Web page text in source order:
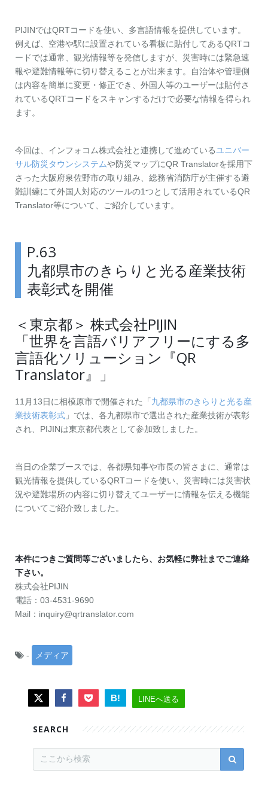
PIJINではQRTコードを使い、多言語情報を提供しています。
例えば、空港や駅に設置されている看板に貼付してあるQRTコ
ードでは通常、観光情報等を発信しますが、災害時には緊急速
報や避難情報等に切り替えることが出来ます。自治体や管理側
は内容を簡単に変更・修正でき、外国人等のユーザーは貼付さ
れているQRTコードをスキャンするだけで必要な情報を得られ
ます。
今回は、インフォコム株式会社と連携して進めているユニバー
サル防災タウンシステムや防災マップにQR Translatorを採用下
さった大阪府泉佐野市の取り組み、総務省消防庁が主催する避
難訓練にて外国人対応のツールの1つとして活用されているQR
Translator等について、ご紹介しています。
P.63
九都県市のきらりと光る産業技術
表彰式を開催
＜東京都＞ 株式会社PIJIN
「世界を言語バリアフリーにする多
言語化ソリューション『QR
Translator』」
11月13日に相模原市で開催された「 九都県市のきらりと光る産
業技術表彰式 」では、各九都県市で選出された産業技術が表彰
され、PIJINは東京都代表として参加致しました。
当日の企業ブースでは、各都県知事や市長の皆さまに、通常は
観光情報を提供しているQRTコードを使い、災害時には災害状
況や避難場所の内容に切り替えてユーザーに情報を伝える機能
についてご紹介致しました。
本件につきご質問等ございましたら、お気軽に弊社までご連絡
下さい。
株式会社PIJIN
電話：03-4531-9690
Mail：inquiry@qrtranslator.com
- メディア
B! LINEへ送る
SEARCH